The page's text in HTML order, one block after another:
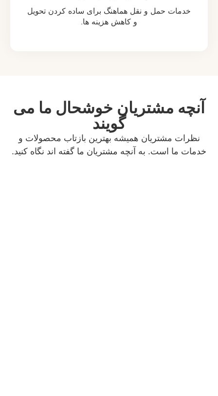
خدمات حمل و نقل هماهنگ برای ساده کردن تحویل
و کاهش هزینه ها.
آنچه مشتریان خوشحال ما می
گویند
نظرات مشتریان همیشه بهترین بازتاب محصولات و
خدمات ما است. به آنچه مشتریان ما گفته اند نگاه کنید.